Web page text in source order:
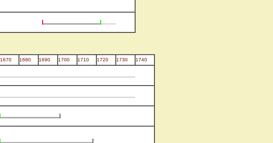
1670 1680 1690 1700 1710 1720 1730 1740